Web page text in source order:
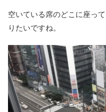
空いている席のどこに座っ
りたいですね。